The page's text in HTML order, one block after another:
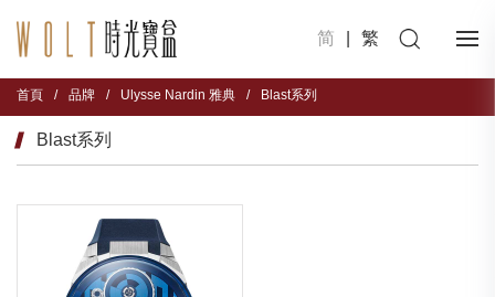
简 繁
首頁 / 品牌 / Ulysse Nardin 雅典 / Blast系列
Blast系列